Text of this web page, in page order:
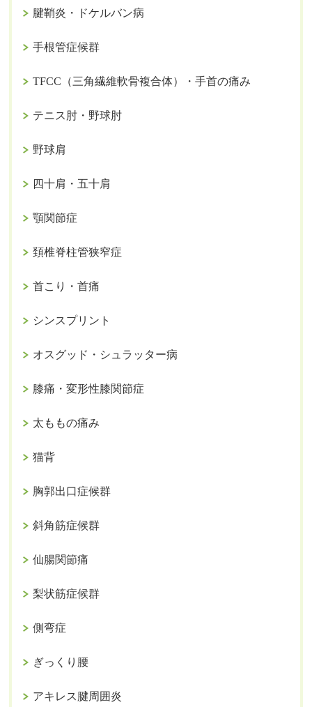
腱鞘炎・ドケルバン病
手根管症候群
TFCC（三角繊維軟骨複合体）・手首の痛み
テニス肘・野球肘
野球肩
四十肩・五十肩
顎関節症
頚椎脊柱管狭窄症
首こり・首痛
シンスプリント
オスグッド・シュラッター病
膝痛・変形性膝関節症
太ももの痛み
猫背
胸郭出口症候群
斜角筋症候群
仙腸関節痛
梨状筋症候群
側弯症
ぎっくり腰
アキレス腱周囲炎